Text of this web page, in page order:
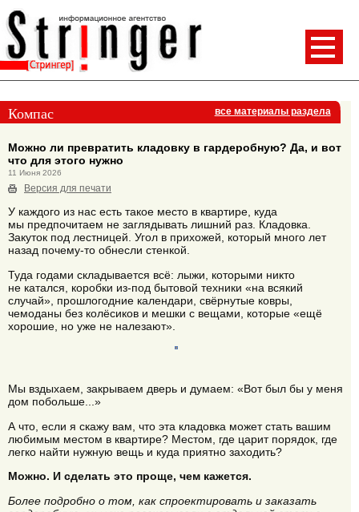
Компас все материалы раздела
Можно ли превратить кладовку в гардеробную? Да, и вот
что для этого нужно
11 Июня 2026
Версия для печати
У каждого из нас есть такое место в квартире, куда
мы предпочитаем не заглядывать лишний раз. Кладовка.
Закуток под лестницей. Угол в прихожей, который много лет
назад почему-то обнесли стенкой.
Туда годами складывается всё: лыжи, которыми никто
не катался, коробки из-под бытовой техники «на всякий
случай», прошлогодние календари, свёрнутые ковры,
чемоданы без колёсиков и мешки с вещами, которые «ещё
хорошие, но уже не налезают».
Мы вздыхаем, закрываем дверь и думаем: «Вот был бы у меня
дом побольше...»
А что, если я скажу вам, что эта кладовка может стать вашим
любимым местом в квартире? Местом, где царит порядок, где
легко найти нужную вещь и куда приятно заходить?
Можно. И сделать это проще, чем кажется.
Более подробно о том, как спроектировать и заказать